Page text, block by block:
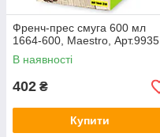
Френч-прес смуга 600 мл
1664-600, Maestro, Арт.9935
В наявності
402 ₴
Купити